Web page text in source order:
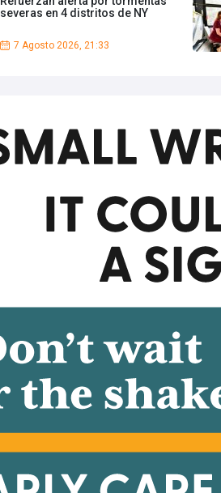
severas en 4 distritos de NY
7 Agosto 2026, 21:33